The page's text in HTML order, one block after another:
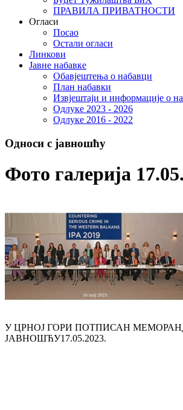
ПРАВИЛА ПРИВАТНОСТИ
Огласи
Посао
Остали огласи
Линкови
Јавне набавке
Обавјештења о набавци
План набавки
Извјештаји и информације о
Одлуке 2023 - 2026
Одлуке 2016 - 2022
Односи с јавношћу
Фото галерија
У ЦРНОЈ ГОРИ ПОТПИСАН
ЈАВНОШЋУ17.05.2023.